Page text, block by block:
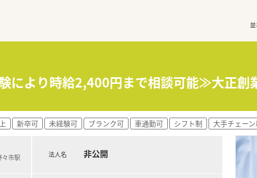
により時給2,400円まで相談可能≫大正創
新卒可 未経験可 ブランク可 車通勤可 シフト制 大手チェー
市駅 法人名 非公開